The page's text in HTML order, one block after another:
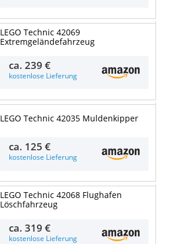
LEGO Technic 42069
Extremgeländefahrzeug
ca.239 €
kostenlose Lieferung
LEGO Technic 42035 Muldenkipper
ca. 125 €
kostenlose Lieferung
LEGO Technic 42068 Flughafen
Löschfahrzeug
ca.319 €
kostenlose Lieferung